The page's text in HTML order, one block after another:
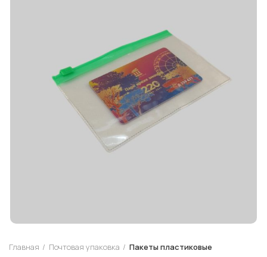
Главная Почтовая упаковка Пакеты пластиковые